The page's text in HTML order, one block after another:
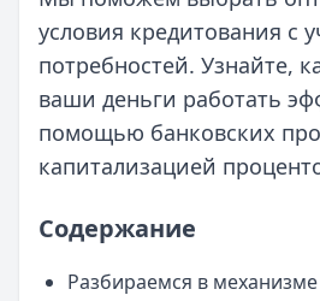
условия кредитования с
потребностей. Узнайте,
ваши деньги работать
помощью банковских
капитализацией
Содержание
Разбираемся в